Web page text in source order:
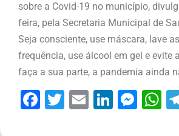
sobre a Covid-19 no município,
feira, pela Secretaria Municipal de
Seja consciente, use máscara, lave
frequência, use álcool em gel e evite
faça a sua parte, a pandemia ainda
Facebook
Twitter
Email